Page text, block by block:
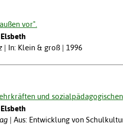
vor".
In: Klein & groß | 1996
und
Aus: Entwicklung von